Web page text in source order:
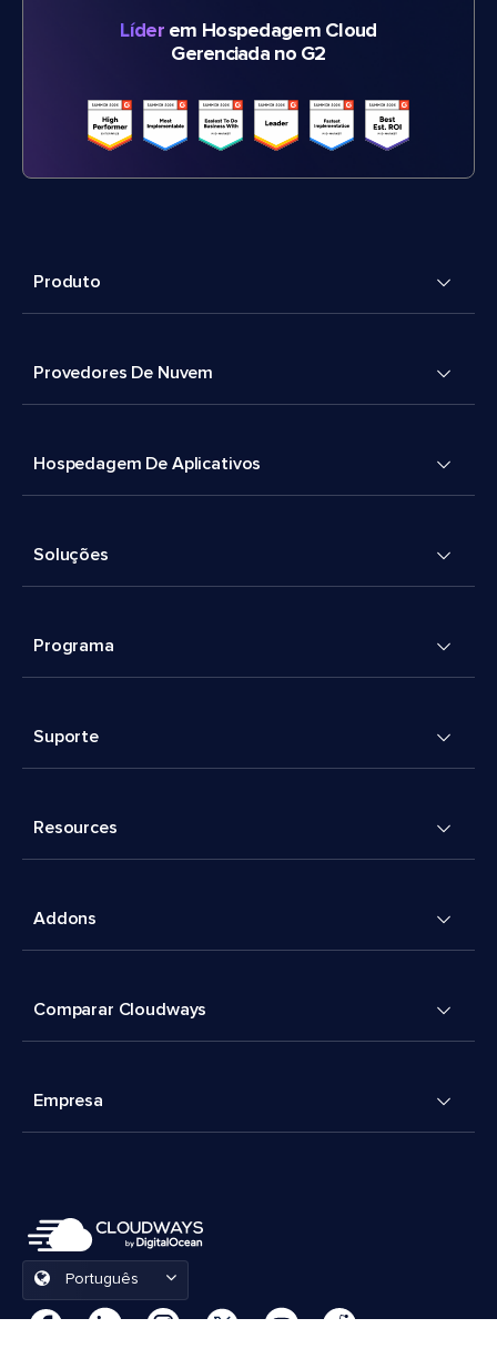
Líderem Hospedagem Cloud
Gerenciada no G2
Produto
Provedores De Nuvem
Hospedagem De Aplicativos
Soluções
Programa
Suporte
Resources
Addons
Comparar Cloudways
Empresa
Português